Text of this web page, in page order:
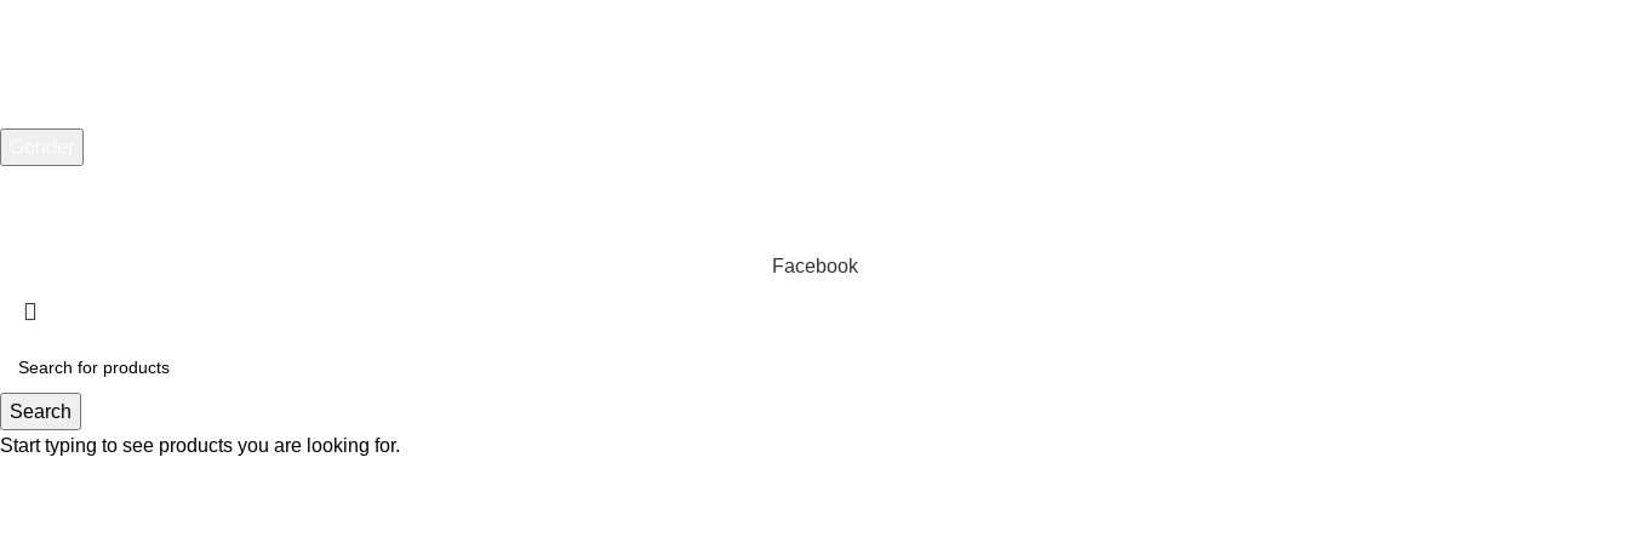
Facebook
Search
Start typing to see products you are looking for.